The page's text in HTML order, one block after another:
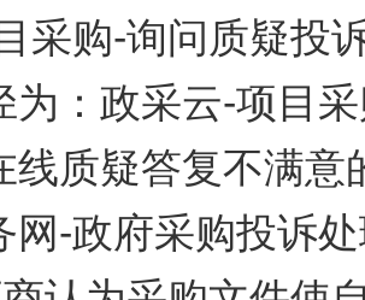
采购-询问质疑投
为：政采云-项目
线质疑答复不满
网-政府采购投诉